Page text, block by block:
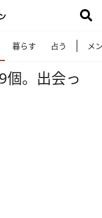
暮らす 占う メ
個。出会っ